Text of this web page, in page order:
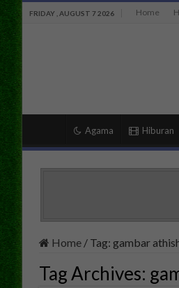
FRIDAY , AUGUST 7 2026 Home
Agama Hiburan
Home / Tag: gambar
Tag Archives: